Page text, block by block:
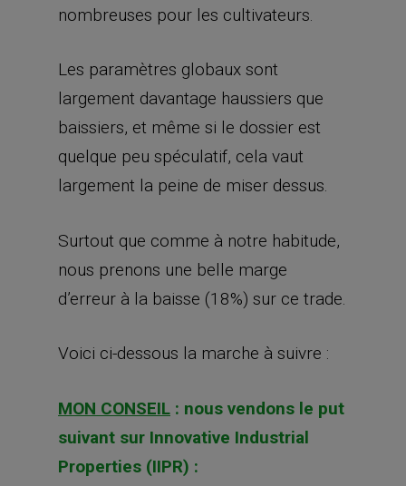
baissiers, et même si le dossier est
largement la peine de miser dessus.
Surtout que comme à notre habitude,
nous prenons une belle marge
d’erreur à la baisse (18%) sur ce trade.
Voici ci-dessous la marche à suivre :
MON CONSEIL: nous vendons le put
Properties (IIPR) :
IIPR APR2020 70 P (Put d’expiration
17 avril 2020 et de strike 70 $). La
prime de ce put est actuellement